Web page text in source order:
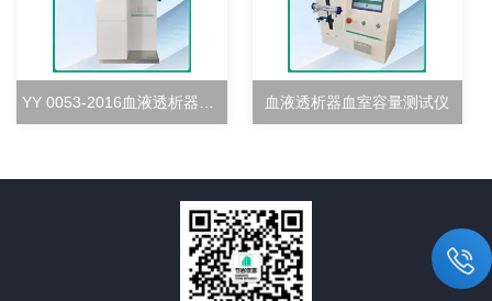
YY 0053-2016血液透析器超滤率测试仪 血液透析器血室容量测试仪